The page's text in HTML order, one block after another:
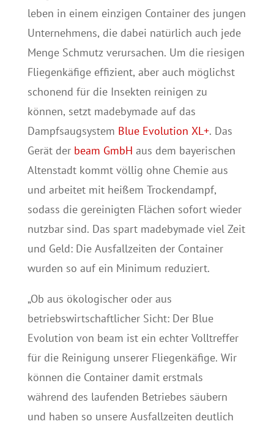
leben in einem einzigen Container des jungen
Unternehmens, die dabei natürlich auch jede
Menge Schmutz verursachen. Um die riesigen
Fliegenkäfige effizient, aber auch möglichst
schonend für die Insekten reinigen zu
können, setzt madebymade auf das
Dampfsaugsystem Blue Evolution XL+. Das
Gerät der beam GmbH aus dem bayerischen
Altenstadt kommt völlig ohne Chemie aus
und arbeitet mit heißem Trockendampf,
sodass die gereinigten Flächen sofort wieder
nutzbar sind. Das spart madebymade viel Zeit
und Geld: Die Ausfallzeiten der Container
wurden so auf ein Minimum reduziert.
„Ob aus ökologischer oder aus
betriebswirtschaftlicher Sicht: Der Blue
Evolution von beam ist ein echter Volltreffer
für die Reinigung unserer Fliegenkäfige. Wir
können die Container damit erstmals
während des laufenden Betriebes säubern
und haben so unsere Ausfallzeiten deutlich